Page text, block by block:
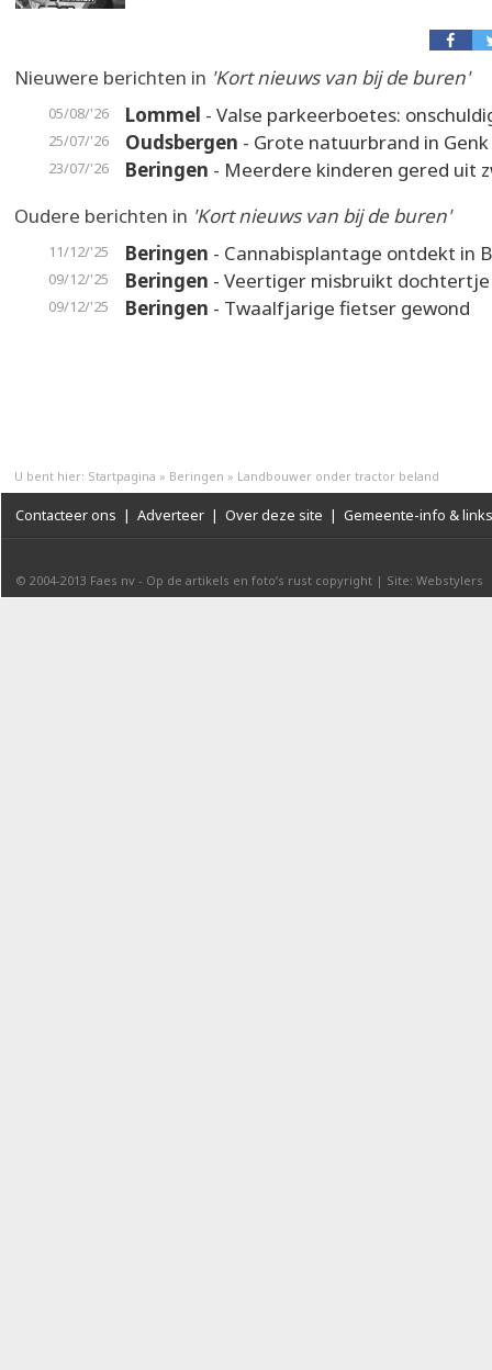
Nieuwere berichten in 'Kort nieuws van bij de buren'
05/08/'26 Lommel - Valse parkeerboetes:
25/07/'26 Oudsbergen - Grote natuurbrand in Genk
23/07/'26 Beringen - Meerdere kinderen gered uit
Oudere berichten in 'Kort nieuws van bij de buren'
11/12/'25 Beringen - Cannabisplantage ontdekt in
09/12/'25 Beringen - Veertiger misbruikt dochtertje
09/12/'25 Beringen - Twaalfjarige fietser gewond
U bent hier: Startpagina » Beringen » Landbouwer onder tractor beland
Contacteer ons | Adverteer | Over deze site | Gemeente-info & links
© 2004-2013 Faes nv - Op de artikels en foto’s rust copyright | Site: Webstylers